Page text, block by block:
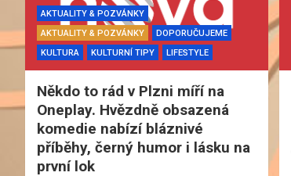
AKTUALITY & POZVÁNKY
AKTUALITY & POZVÁNKY
DOPORUČUJEME
KULTURA
KULTURNÍ TIPY LIFESTYLE
Někdo to rád v Plzni míří na
Oneplay. Hvězdně obsazená
komedie nabízí bláznivé
příběhy, černý humor i lásku na
první lok